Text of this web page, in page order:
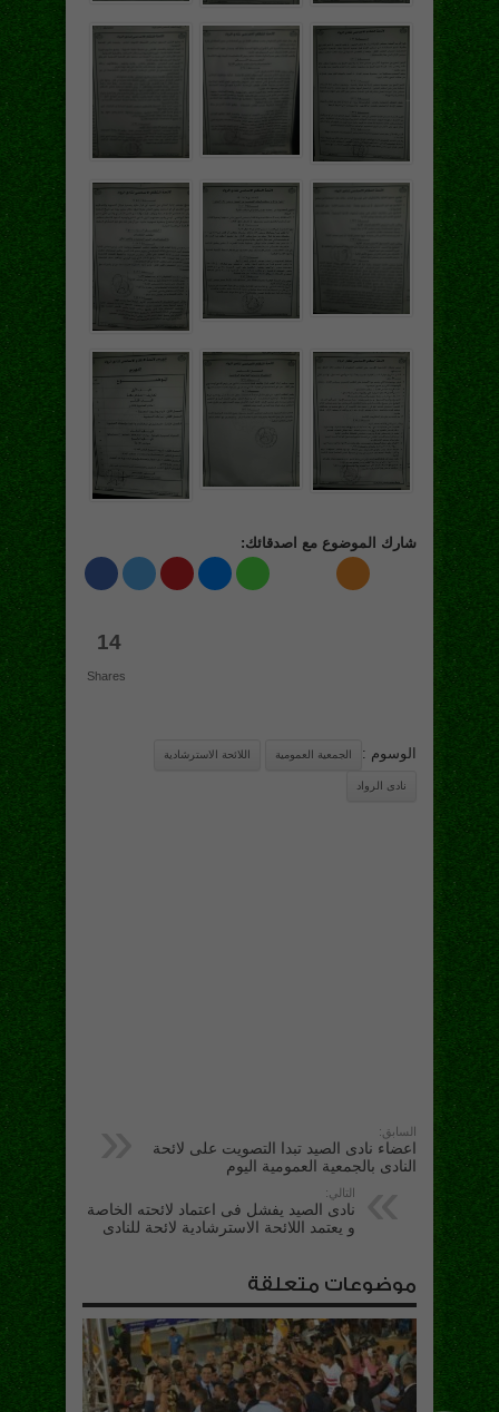
شارك الموضوع مع اصدقائك:
14
Shares
الوسوم : الجمعية العمومية اللائحة الاسترشادية
نادى الرواد
السابق:
اعضاء نادى الصيد تبدا التصويت على لائحة
النادى بالجمعية العمومية اليوم
التالي:
نادى الصيد يفشل فى اعتماد لائحته الخاصة
و يعتمد اللائحة الاسترشادية لائحة للنادى
موضوعات متعلقة